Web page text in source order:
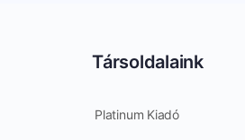
Társoldalaink
Platinum Kiadó